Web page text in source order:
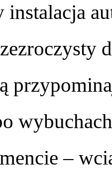
instalacja
–